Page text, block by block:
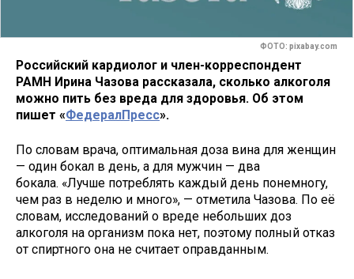
ФОТО: pixabay.com
Российский кардиолог и член-корреспондент
РАМН Ирина Чазова рассказала, сколько алкоголя
можно пить без вреда для здоровья. Об этом
пишет «ФедералПресс».
По словам врача, оптимальная доза вина для женщин
— один бокал в день, а для мужчин — два
бокала. «Лучше потреблять каждый день понемногу,
чем раз в неделю и много», — отметила Чазова. По её
словам, исследований о вреде небольших доз
алкоголя на организм пока нет, поэтому полный отказ
от спиртного она не считает оправданным.